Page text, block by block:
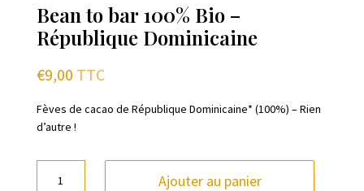
Bean to bar 100% Bio –
République Dominicaine
€9,00 TTC
Fèves de cacao de République Dominicaine* (100%) – Rien
d’autre !
Ajouter au panier